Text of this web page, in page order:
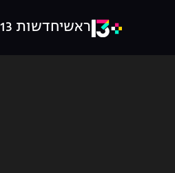
ראשיחדשות 13